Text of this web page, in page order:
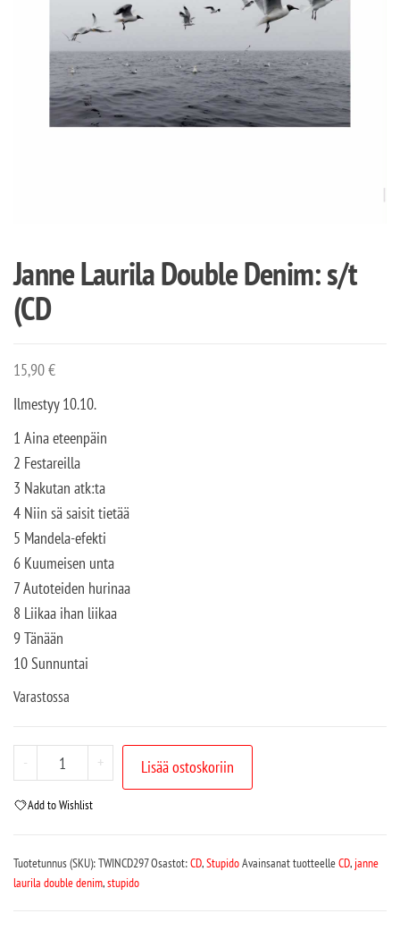
Janne Laurila Double Denim: s/t
(CD
15,90€
Ilmestyy 10.10.
1 Aina eteenpäin
2 Festareilla
3 Nakutan atk:ta
4 Niin sä saisit tietää
5 Mandela-efekti
6 Kuumeisen unta
7 Autoteiden hurinaa
8 Liikaa ihan liikaa
9 Tänään
10 Sunnuntai
Varastossa
- + Lisää ostoskoriin
Add to Wishlist
Tuotetunnus (SKU):TWINCD297Osastot:CD,StupidoAvainsanat tuotteelleCD, janne
laurila double denim,stupido